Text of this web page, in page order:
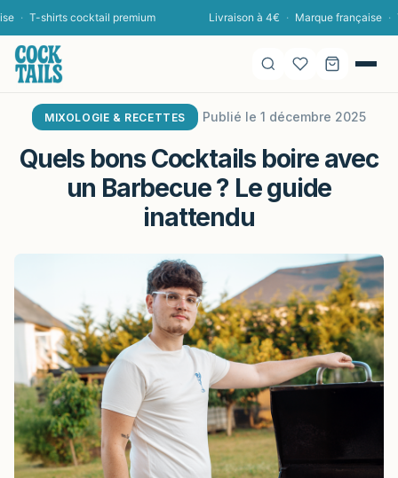
T-shirts cocktail premium Livraison à 4€ · Marque française · T-
MIXOLOGIE & RECETTES Publié le 1 décembre 2025
Quels bons Cocktails boire avec
un Barbecue ? Le guide
inattendu